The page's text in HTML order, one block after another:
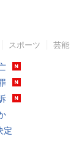
スポーツ 芸能
定